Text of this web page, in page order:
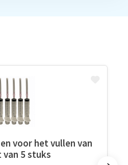
voor het vullen van
5 stuks